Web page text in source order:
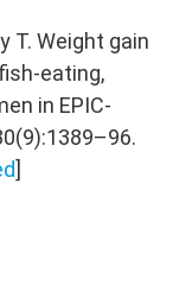
T. Weight gain
eating,
in EPIC-
]